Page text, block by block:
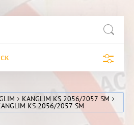
KANGLIM KS 2056/2057 SM
KS 2056/2057 SM